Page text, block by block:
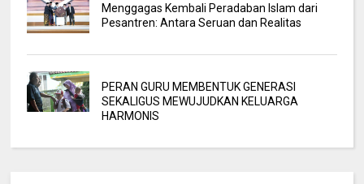
Menggagas Kembali Peradaban Islam dari
Pesantren: Antara Seruan dan Realitas
PERAN GURU MEMBENTUK GENERASI
SEKALIGUS MEWUJUDKAN KELUARGA
HARMONIS